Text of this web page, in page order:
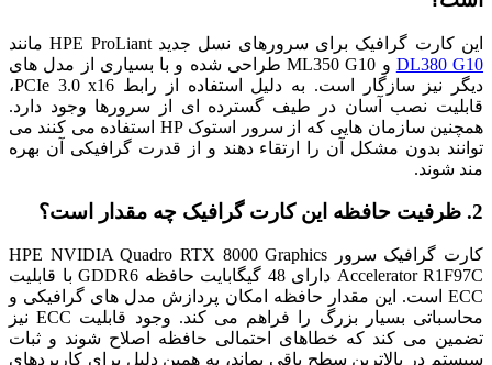
این کارت گرافیک برای سرورهای نسل جدید HPE ProLiant مانند
DL380 G10
و ML350 G10 طراحی شده و با بسیاری از مدل های
دیگر نیز سازگار است. به دلیل استفاده از رابط PCIe 3.0 x16،
قابلیت نصب آسان در طیف گسترده ای از سرورها وجود دارد.
همچنین سازمان هایی که از سرور استوک HP استفاده می کنند می
توانند بدون مشکل آن را ارتقاء دهند و از قدرت گرافیکی آن بهره
مند شوند.
2. ظرفیت حافظه این کارت گرافیک چه مقدار است؟
کارت گرافیک سرور HPE NVIDIA Quadro RTX 8000 Graphics
Accelerator R1F97C دارای 48 گیگابایت حافظه GDDR6 با قابلیت
ECC است. این مقدار حافظه امکان پردازش مدل های گرافیکی و
محاسباتی بسیار بزرگ را فراهم می کند. وجود قابلیت ECC نیز
تضمین می کند که خطاهای احتمالی حافظه اصلاح شوند و ثبات
سیستم در بالاترین سطح باقی بماند، به همین دلیل برای کاربردهای